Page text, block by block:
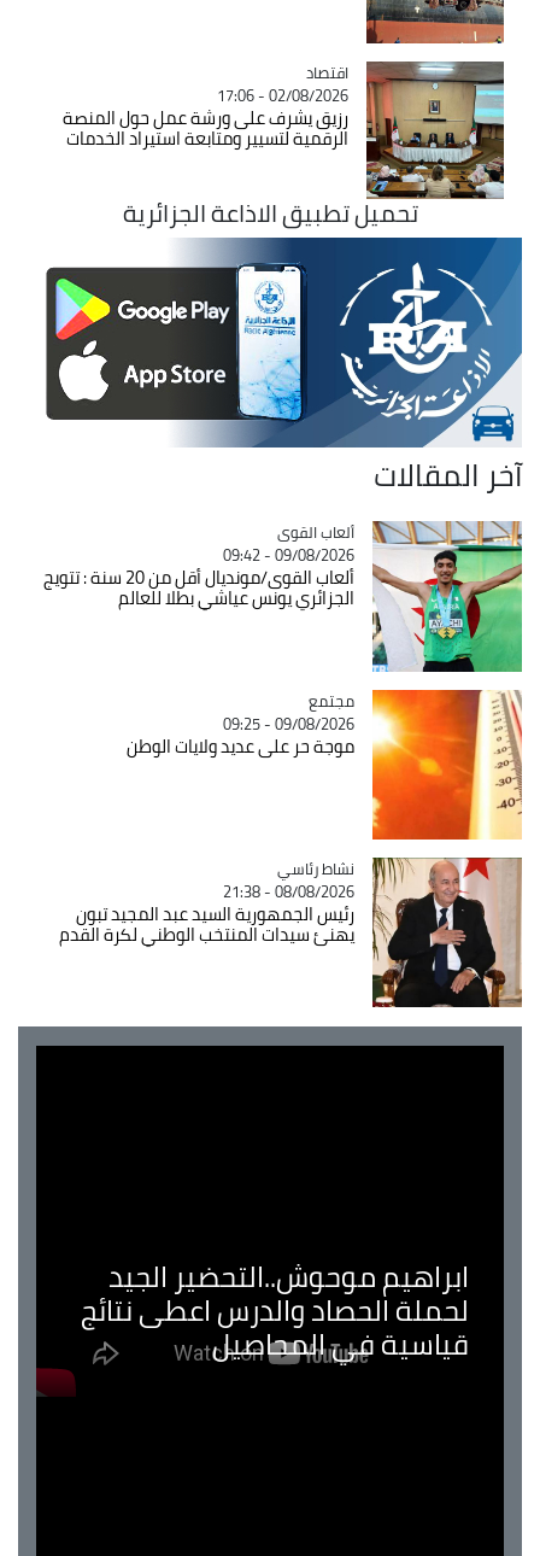
Catégorie
اقتصاد
02/08/2026 - 17:06
رزيق يشرف على ورشة عمل حول المنصة
الرقمية لتسيير ومتابعة استيراد الخدمات
تحميل تطبيق الاذاعة الجزائرية
آخر المقالات
Catégorie
ألعاب القوى
09/08/2026 - 09:42
ألعاب القوى/مونديال أقل من 20 سنة : تتويج
الجزائري يونس عياشي بطلا للعالم
Catégorie
مجتمع
09/08/2026 - 09:25
موجة حر على عديد ولايات الوطن
Catégorie
نشاط رئاسي
08/08/2026 - 21:38
رئيس الجمهورية السيد عبد المجيد تبون
يهنئ سيدات المنتخب الوطني لكرة القدم
ابراهيم موحوش..التحضير الجيد
لحملة الحصاد والدرس اعطى نتائج
قياسية في المحاصيل